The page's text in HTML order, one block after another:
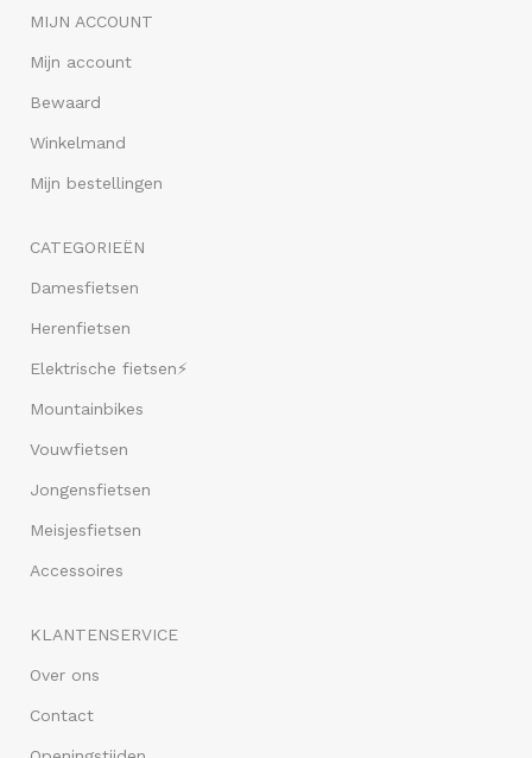
MIJN ACCOUNT
Mijn account
Bewaard
Winkelmand
Mijn bestellingen
CATEGORIEËN
Damesfietsen
Herenfietsen
Elektrische fietsen⚡
Mountainbikes
Vouwfietsen
Jongensfietsen
Meisjesfietsen
Accessoires
KLANTENSERVICE
Over ons
Contact